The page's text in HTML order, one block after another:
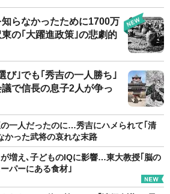
らなかったために1700万
の｢大躍進政策｣の悲劇的
び｣でも｢秀吉の一人勝ち｣
で信長の息子2人が争っ
一人だったのに…秀吉にハメられて｢清
かった武将の哀れな末路
増え､子どものIQに影響…東大教授｢脳の
パーにある食材｣